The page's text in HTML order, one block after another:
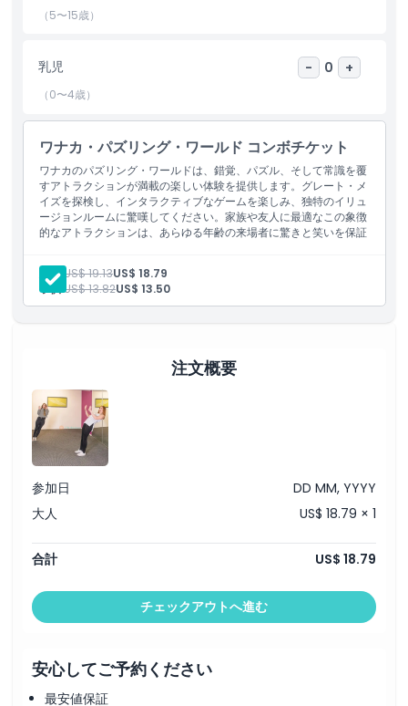
注意事項
場所
引換方法
（5〜15歳）
乳児 - 0 +
（0〜4歳）
ワナカ・パズリング・ワールド コンボチケット
ワナカのパズリング・ワールドは、錯覚、パズル、そして常識を覆
すアトラクションが満載の楽しい体験を提供します。グレート・メ
イズを探検し、インタラクティブなゲームを楽しみ、独特のイリュ
ージョンルームに驚嘆してください。家族や友人に最適なこの象徴
的なアトラクションは、あらゆる年齢の来場者に驚きと笑いを保証
大人: US$ 19.13US$ 18.79
子供: US$ 13.82US$ 13.50
注文概要
参加日
DD MM, YYYY
大人
US$ 18.79 × 1
合計 US$ 18.79
チェックアウトへ進む
安心してご予約ください
最安値保証